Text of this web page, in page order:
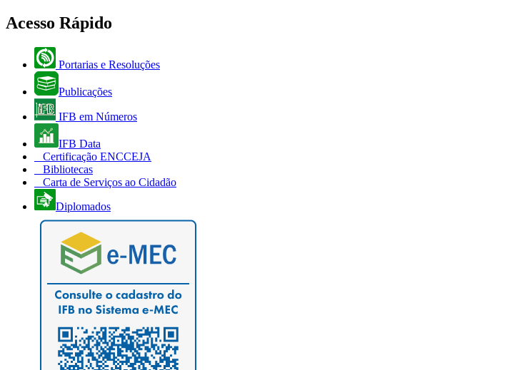
Acesso Rápido
Portarias e Resoluções
Publicações
IFB em Números
IFB Data
Certificação ENCCEJA
Bibliotecas
Carta de Serviços ao Cidadão
Diplomados